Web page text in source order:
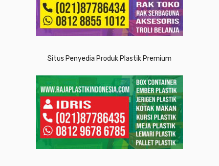
Situs Penyedia Produk Plastik Premium